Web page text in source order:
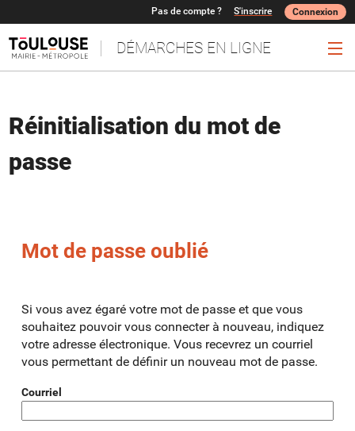
DÉMARCHES EN LIGNE
Pas de compte ? S'inscrire Connexion
Réinitialisation du mot de
passe
Mot de passe oublié
Si vous avez égaré votre mot de passe et que vous
souhaitez pouvoir vous connecter à nouveau, indiquez
votre adresse électronique. Vous recevrez un courriel
vous permettant de définir un nouveau mot de passe.
Courriel